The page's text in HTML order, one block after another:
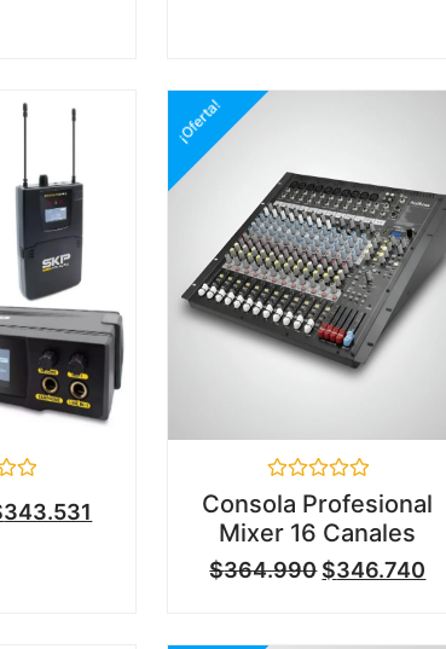
343.531
¡Oferta!
Valorado
en
0
de
5
Consola Profesional
Mixer 16 Canales
$364.990 $346.740